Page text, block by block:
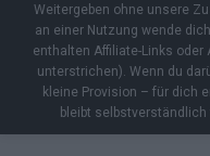
Weitergeben ohne unsere
an einer Nutzung wende
enthalten Affiliate-Links oder
unterstrichen). Wenn du
kleine Provision – für dich
bleibt selbstverständlich